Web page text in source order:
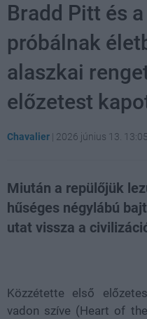
Bradd Pitt és
próbálnak
alaszkai
előzetest
Chavalier | 2026 június 13. 13:05
Miután a repülőjük
hűséges négylábú
utat vissza a
Közzétette első
vadon szíve (Heart of